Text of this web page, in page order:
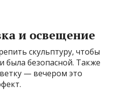
и освещение
скульптуру, чтобы
была безопасной. Также
— вечером это